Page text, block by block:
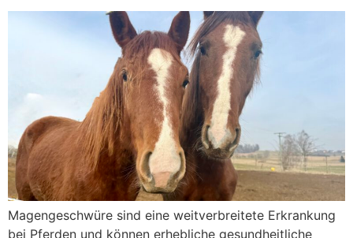
Magengeschwüre sind eine weitverbreitete Erkrankung
bei Pferden und können erhebliche gesundheitliche